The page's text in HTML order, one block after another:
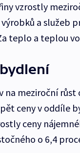
vzrostly
a služeb
teplo a teplou
na meziroční
ceny v oddíle
ceny
o 6,4